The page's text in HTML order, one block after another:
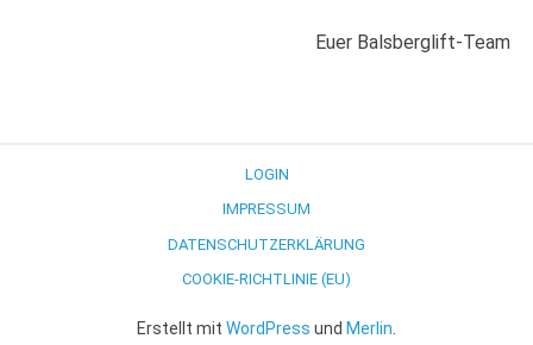
Euer Balsberglift-Team
LOGIN
IMPRESSUM
DATENSCHUTZERKLÄRUNG
COOKIE-RICHTLINIE (EU)
Erstellt mit WordPress und Merlin.